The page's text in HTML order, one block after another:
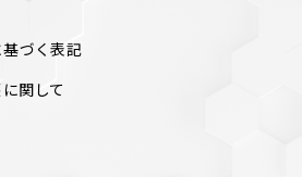
づく表記
関して